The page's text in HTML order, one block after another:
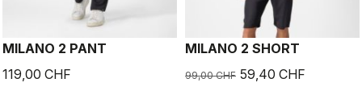
MILANO 2 PANT
119,00 CHF
MILANO 2 SHORT
99,00 CHF 59,40 CHF